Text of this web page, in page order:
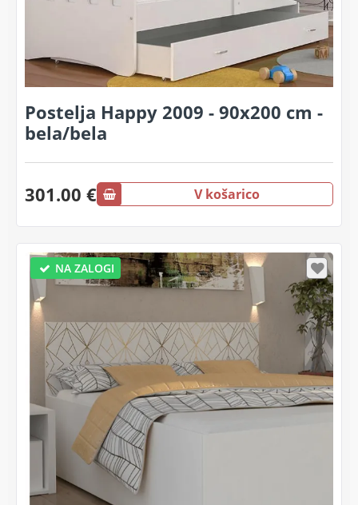
Postelja Happy 2009 - 90x200 cm -
bela/bela
301.00 € V košarico
NA ZALOGI